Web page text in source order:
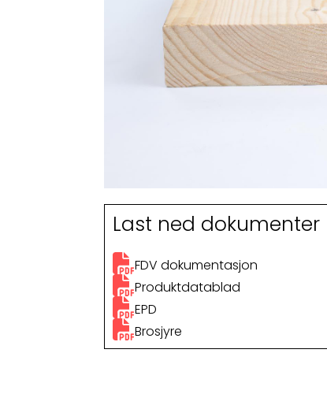
Last ned dokumenter
FDV dokumentasjon
Produktdatablad
EPD
Brosjyre